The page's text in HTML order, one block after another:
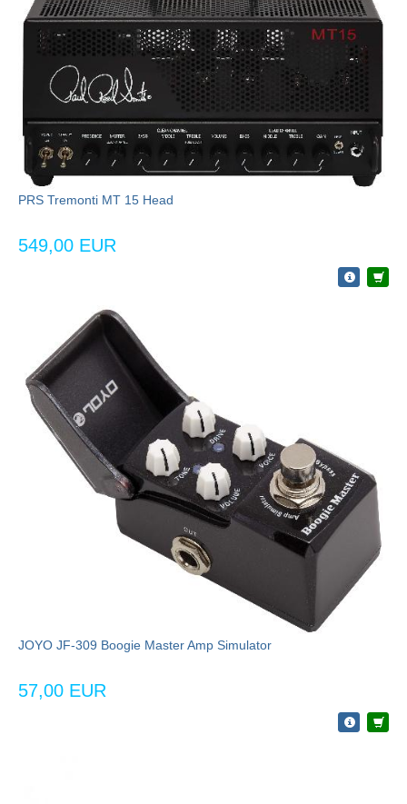
PRS Tremonti MT 15 Head
549,00 EUR
JOYO JF-309 Boogie Master Amp Simulator
57,00 EUR